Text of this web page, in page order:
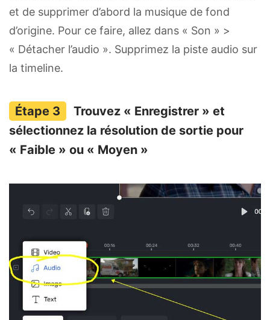
et de supprimer d’abord la musique de fond
d’origine. Pour ce faire, allez dans « Son » >
« Détacher l’audio ». Supprimez la piste audio sur
la timeline.
Trouvez « Enregistrer » et
sélectionnez la résolution de sortie pour
« Faible » ou « Moyen »